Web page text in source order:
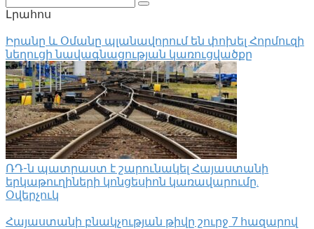
Լրահոս
Իրանը և Օմանը պլանավորում են փոխել Հորմուզի
նեղուցի նավագնացության կառուցվածքը
ՌԴ-ն պատրաստ է շարունակել Հայաստանի
երկաթուղիների կոնցեսիոն կառավարումը.
Օվերչուկ
Հայաստանի բնակչության թիվը շուրջ 7 հազարով